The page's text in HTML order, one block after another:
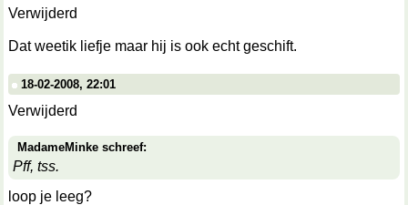
Verwijderd
Dat weetik liefje maar hij is ook echt geschift.
18-02-2008, 22:01
Verwijderd
MadameMinke schreef:
Pff, tss.
loop je leeg?